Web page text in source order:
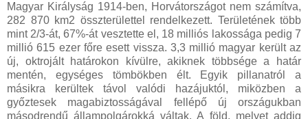
Magyar Királyság 1914-ben, Horvátországot nem számítva,
282 870 km2 összterülettel rendelkezett. Területének több
mint 2/3-át, 67%-át vesztette el, 18 milliós lakossága pedig 7
millió 615 ezer főre esett vissza. 3,3 millió magyar került az
új, oktrojált határokon kívülre, akiknek többsége a határ
mentén, egységes tömbökben élt. Egyik pillanatról a
másikra kerültek távol valódi hazájuktól, miközben a
győztesek magabiztosságával fellépő új országukban
másodrendű állampolgárokká váltak. A föld, melyet addig